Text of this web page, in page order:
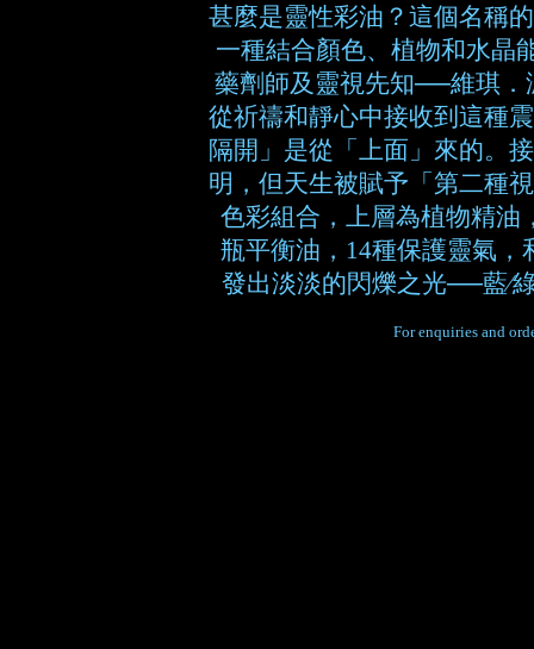
甚麼是靈性彩油？這個名稱
一種結合顏色、植物和水晶
藥劑師及靈視先知──維琪．
從祈禱和靜心中接收到這種
隔開」是從「上面」來的。
明，但天生被賦予「第二種
色彩組合，上層為植物精油
瓶平衡油，14種保護靈氣，
發出淡淡的閃爍之光──藍∕
For enquiries and